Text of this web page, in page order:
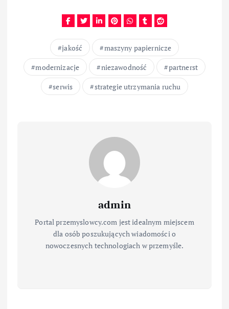
jakość
maszyny papiernicze
modernizacje
niezawodność
partnerst
serwis
strategie utrzymania ruchu
admin
Portal przemyslowcy.com jest idealnym miejscem
dla osób poszukujących wiadomości o
nowoczesnych technologiach w przemyśle.